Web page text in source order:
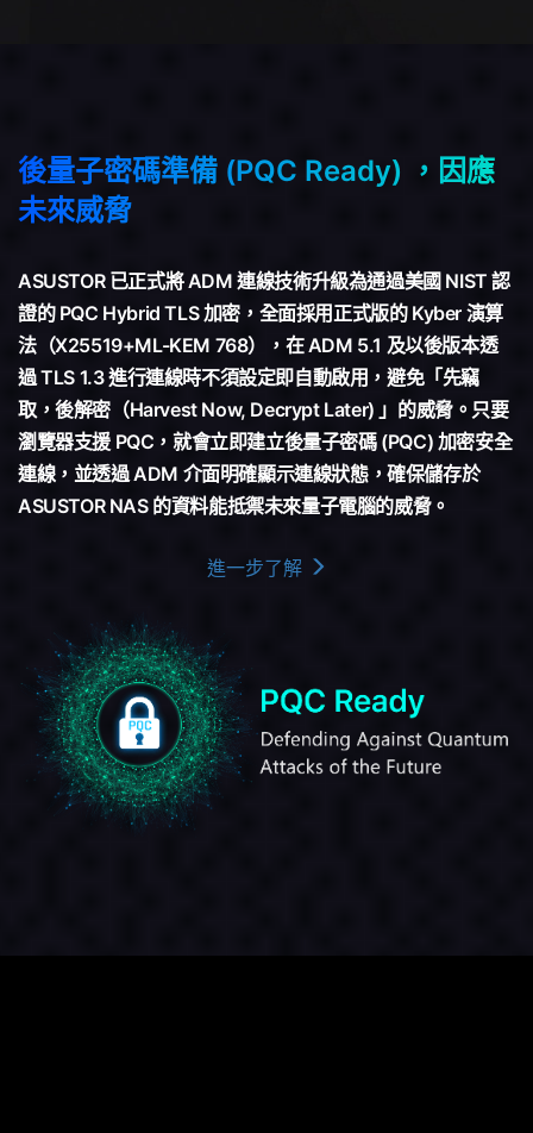
後量子密碼準備 (PQC Ready) ，因應
未來威脅
ASUSTOR 已正式將 ADM 連線技術升級為通過美國 NIST 認
證的 PQC Hybrid TLS 加密，全面採用正式版的 Kyber 演算
法（X25519+ML-KEM 768），在 ADM 5.1 及以後版本透
過 TLS 1.3 進行連線時不須設定即自動啟用，避免「先竊
取，後解密（Harvest Now, Decrypt Later) 」的威脅。只要
瀏覽器支援 PQC，就會立即建立後量子密碼 (PQC) 加密安全
連線，並透過 ADM 介面明確顯示連線狀態，確保儲存於
ASUSTOR NAS 的資料能抵禦未來量子電腦的威脅。
進一步了解